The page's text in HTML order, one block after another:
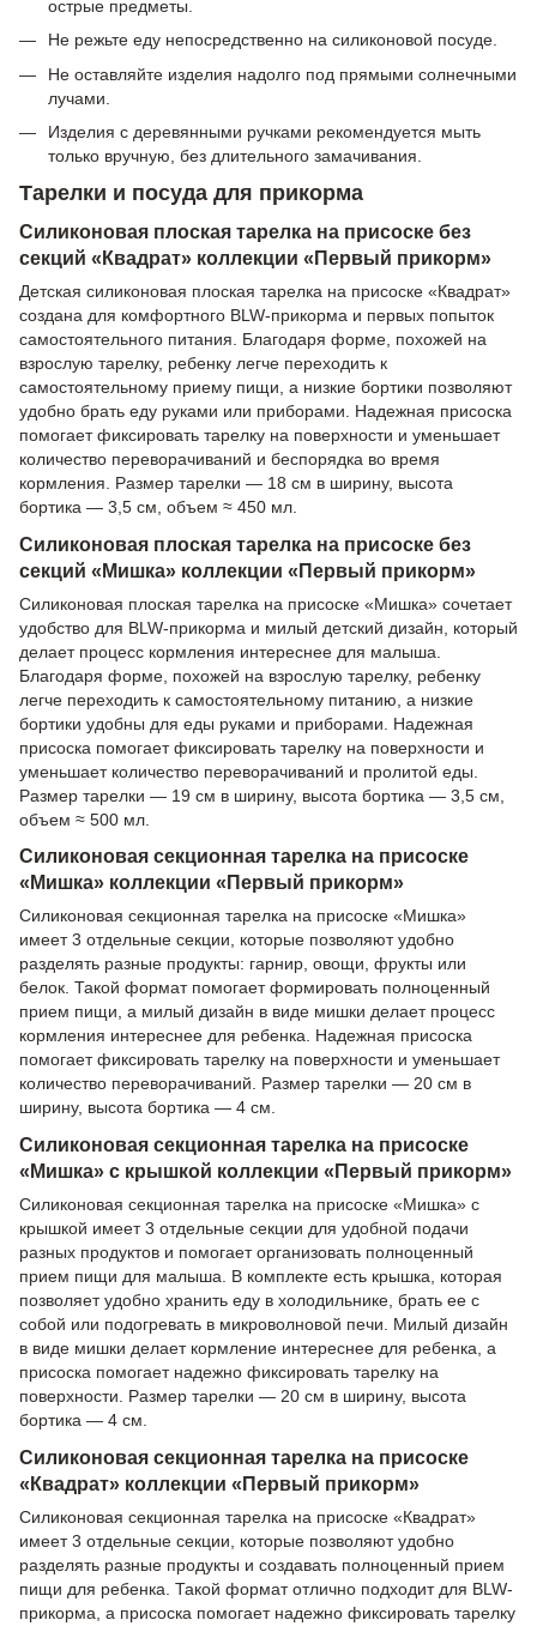
острые предметы.
Не режьте еду непосредственно на силиконовой посуде.
Не оставляйте изделия надолго под прямыми солнечными
лучами.
Изделия с деревянными ручками рекомендуется мыть
только вручную, без длительного замачивания.
Тарелки и посуда для прикорма
Силиконовая плоская тарелка на присоске без
секций «Квадрат» коллекции «Первый прикорм»
Детская силиконовая плоская тарелка на присоске «Квадрат»
создана для комфортного BLW-прикорма и первых попыток
самостоятельного питания. Благодаря форме, похожей на
взрослую тарелку, ребенку легче переходить к
самостоятельному приему пищи, а низкие бортики позволяют
удобно брать еду руками или приборами. Надежная присоска
помогает фиксировать тарелку на поверхности и уменьшает
количество переворачиваний и беспорядка во время
кормления. Размер тарелки — 18 см в ширину, высота
бортика — 3,5 см, объем ≈ 450 мл.
Силиконовая плоская тарелка на присоске без
секций «Мишка» коллекции «Первый прикорм»
Силиконовая плоская тарелка на присоске «Мишка» сочетает
удобство для BLW-прикорма и милый детский дизайн, который
делает процесс кормления интереснее для малыша.
Благодаря форме, похожей на взрослую тарелку, ребенку
легче переходить к самостоятельному питанию, а низкие
бортики удобны для еды руками и приборами. Надежная
присоска помогает фиксировать тарелку на поверхности и
уменьшает количество переворачиваний и пролитой еды.
Размер тарелки — 19 см в ширину, высота бортика — 3,5 см,
объем ≈ 500 мл.
Силиконовая секционная тарелка на присоске
«Мишка» коллекции «Первый прикорм»
Силиконовая секционная тарелка на присоске «Мишка»
имеет 3 отдельные секции, которые позволяют удобно
разделять разные продукты: гарнир, овощи, фрукты или
белок. Такой формат помогает формировать полноценный
прием пищи, а милый дизайн в виде мишки делает процесс
кормления интереснее для ребенка. Надежная присоска
помогает фиксировать тарелку на поверхности и уменьшает
количество переворачиваний. Размер тарелки — 20 см в
ширину, высота бортика — 4 см.
Силиконовая секционная тарелка на присоске
«Мишка» с крышкой коллекции «Первый прикорм»
Силиконовая секционная тарелка на присоске «Мишка» с
крышкой имеет 3 отдельные секции для удобной подачи
разных продуктов и помогает организовать полноценный
прием пищи для малыша. В комплекте есть крышка, которая
позволяет удобно хранить еду в холодильнике, брать ее с
собой или подогревать в микроволновой печи. Милый дизайн
в виде мишки делает кормление интереснее для ребенка, а
присоска помогает надежно фиксировать тарелку на
поверхности. Размер тарелки — 20 см в ширину, высота
бортика — 4 см.
Силиконовая секционная тарелка на присоске
«Квадрат» коллекции «Первый прикорм»
Силиконовая секционная тарелка на присоске «Квадрат»
имеет 3 отдельные секции, которые позволяют удобно
разделять разные продукты и создавать полноценный прием
пищи для ребенка. Такой формат отлично подходит для BLW-
прикорма, а присоска помогает надежно фиксировать тарелку